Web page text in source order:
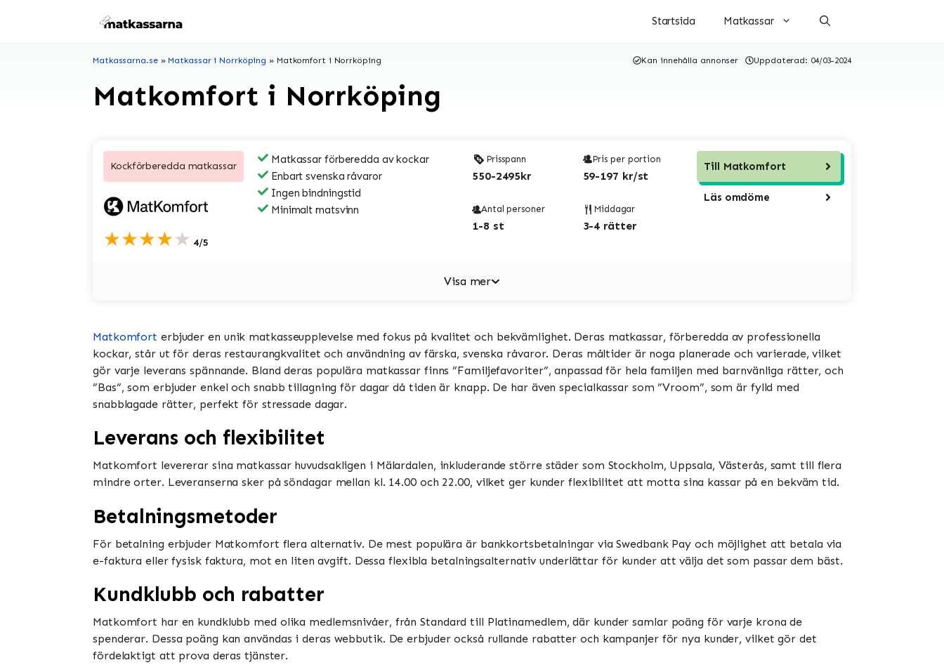
Startsida Matkassar
Matkassarna.se» Matkassar i Norrköping » Matkomfort i Norrköping Kan innehålla annonser Uppdaterad: 04/03-2024
Matkomfort i Norrköping
Kockförberedda matkassar
★★★★★ 4/5
Matkassar förberedda av kockar
Enbart svenska råvaror
Ingen bindningstid
Minimalt matsvinn
Prisspann
550-2495kr
Pris per portion
59-197 kr/st
Antal personer
1-8 st
Middagar
3-4 rätter
Till Matkomfort
Läs omdöme
Visa mer
Matkomfort erbjuder en unik matkasseupplevelse med fokus på kvalitet och bekvämlighet. Deras matkassar, förberedda av professionella
kockar, står ut för deras restaurangkvalitet och användning av färska, svenska råvaror. Deras måltider är noga planerade och varierade, vilket
gör varje leverans spännande. Bland deras populära matkassar finns ”Familjefavoriter”, anpassad för hela familjen med barnvänliga rätter, och
”Bas”, som erbjuder enkel och snabb tillagning för dagar då tiden är knapp. De har även specialkassar som ”Vroom”, som är fylld med
snabblagade rätter, perfekt för stressade dagar​​​​.
Leverans och flexibilitet
Matkomfort levererar sina matkassar huvudsakligen i Mälardalen, inkluderande större städer som Stockholm, Uppsala, Västerås, samt till flera
mindre orter. Leveranserna sker på söndagar mellan kl. 14.00 och 22.00, vilket ger kunder flexibilitet att motta sina kassar på en bekväm tid​​​​.
Betalningsmetoder
För betalning erbjuder Matkomfort flera alternativ. De mest populära är bankkortsbetalningar via Swedbank Pay och möjlighet att betala via
e-faktura eller fysisk faktura, mot en liten avgift. Dessa flexibla betalningsalternativ underlättar för kunder att välja det som passar dem bäst​​.
Kundklubb och rabatter
Matkomfort har en kundklubb med olika medlemsnivåer, från Standard till Platinamedlem, där kunder samlar poäng för varje krona de
spenderar. Dessa poäng kan användas i deras webbutik. De erbjuder också rullande rabatter och kampanjer för nya kunder, vilket gör det
fördelaktigt att prova deras tjänster​​.